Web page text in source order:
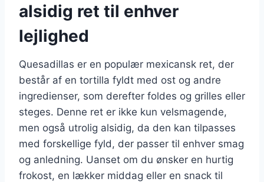
alsidig ret til enhver
lejlighed
Quesadillas er en populær mexicansk ret, der
består af en tortilla fyldt med ost og andre
ingredienser, som derefter foldes og grilles eller
steges. Denne ret er ikke kun velsmagende,
men også utrolig alsidig, da den kan tilpasses
med forskellige fyld, der passer til enhver smag
og anledning. Uanset om du ønsker en hurtig
frokost, en lækker middag eller en snack til